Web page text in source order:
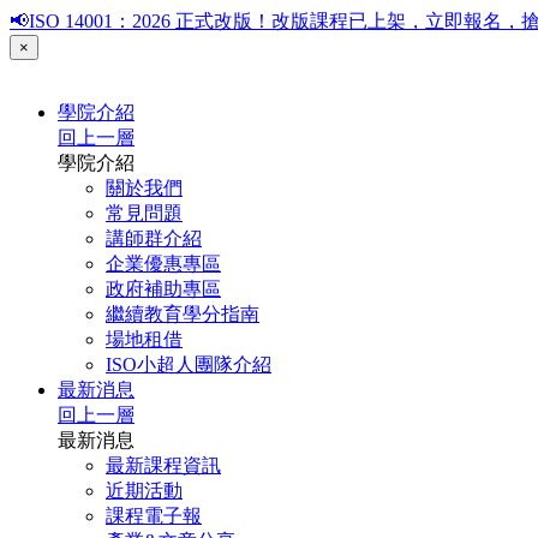
📢ISO 14001：2026 正式改版！改版課程已上架，立即報名，
×
學院介紹
回上一層
學院介紹
關於我們
常見問題
講師群介紹
企業優惠專區
政府補助專區
繼續教育學分指南
場地租借
ISO小超人團隊介紹
最新消息
回上一層
最新消息
最新課程資訊
近期活動
課程電子報